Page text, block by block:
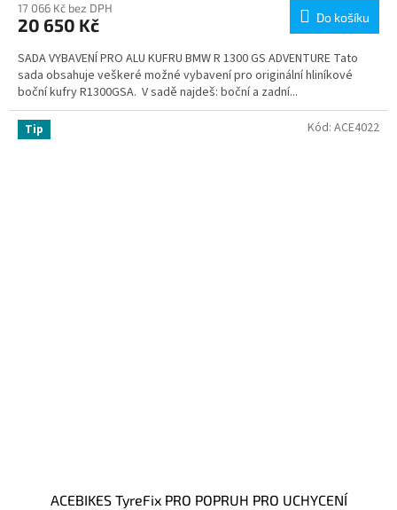
17 066 Kč bez DPH
20 650 Kč Do košíku
SADA VYBAVENÍ PRO ALU KUFRU BMW R 1300 GS ADVENTURE Tato
sada obsahuje veškeré možné vybavení pro originální hliníkové
boční kufry R1300GSA. V sadě najdeš: boční a zadní...
Tip
ACEBIKES TyreFix PRO POPRUH PRO UCHYCENÍ
Kód: ACE4022